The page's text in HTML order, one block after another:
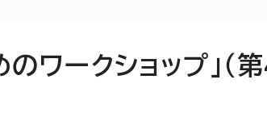
ワークショップ」（